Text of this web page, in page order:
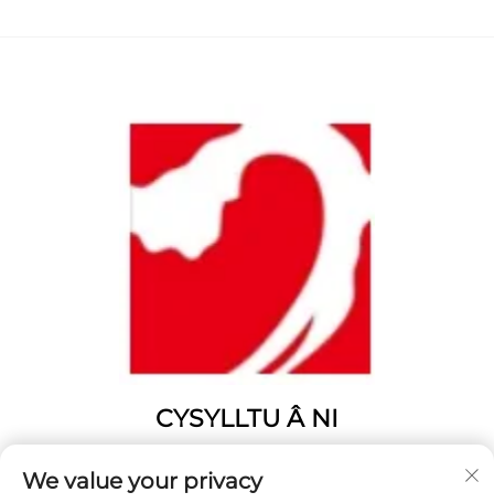
CYSYLLTU Â NI
Weihai, Provins o Shandong, Tsieina.
We value your privacy